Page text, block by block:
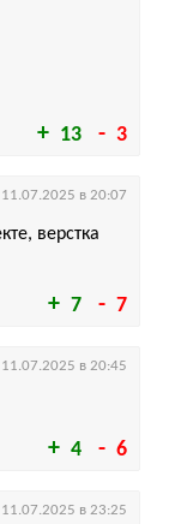
13 3
7 7
верстка
11.07.2025 в 20:07
4 6
11.07.2025 в 20:45
11.07.2025 в 23:25